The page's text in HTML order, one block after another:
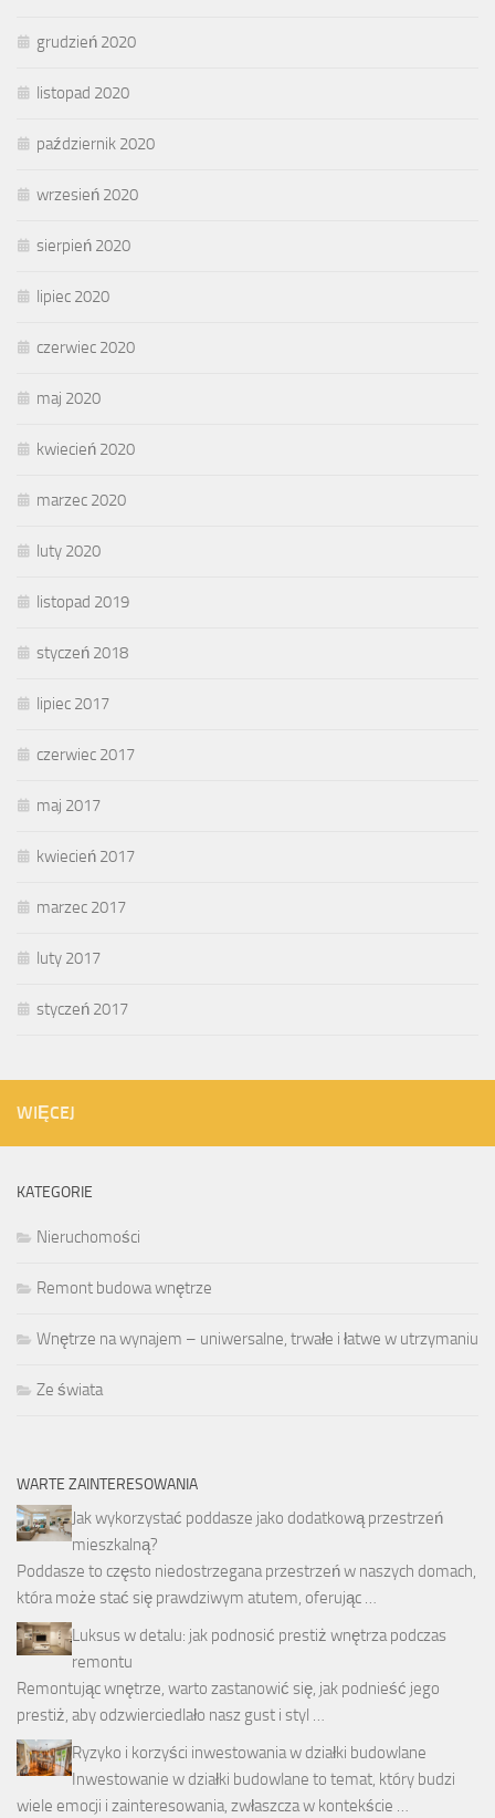
grudzień 2020
listopad 2020
październik 2020
wrzesień 2020
sierpień 2020
lipiec 2020
czerwiec 2020
maj 2020
kwiecień 2020
marzec 2020
luty 2020
listopad 2019
styczeń 2018
lipiec 2017
czerwiec 2017
maj 2017
kwiecień 2017
marzec 2017
luty 2017
styczeń 2017
WIĘCEJ
KATEGORIE
Nieruchomości
Remont budowa wnętrze
Wnętrze na wynajem – uniwersalne, trwałe i łatwe w utrzymaniu
Ze świata
WARTE ZAINTERESOWANIA
Jak wykorzystać poddasze jako dodatkową przestrzeń
mieszkalną?
Poddasze to często niedostrzegana przestrzeń w naszych domach,
która może stać się prawdziwym atutem, oferując …
Luksus w detalu: jak podnosić prestiż wnętrza podczas
remontu
Remontując wnętrze, warto zastanowić się, jak podnieść jego
prestiż, aby odzwierciedlało nasz gust i styl …
Ryzyko i korzyści inwestowania w działki budowlane
Inwestowanie w działki budowlane to temat, który budzi
wiele emocji i zainteresowania, zwłaszcza w kontekście …